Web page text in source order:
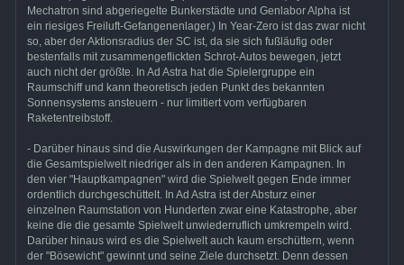
Mechatron sind abgeriegelte Bunkerstädte und Genlabor Alpha ist
ein riesiges Freiluft-Gefangenenlager.) In Year-Zero ist das zwar nicht
so, aber der Aktionsradius der SC ist, da sie sich fußläufig oder
bestenfalls mit zusammengeflickten Schrot-Autos bewegen, jetzt
auch nicht der größte. In Ad Astra hat die Spielergruppe ein
Raumschiff und kann theoretisch jeden Punkt des bekannten
Sonnensystems ansteuern - nur limitiert vom verfügbaren
Raketentreibstoff.
- Darüber hinaus sind die Auswirkungen der Kampagne mit Blick auf
die Gesamtspielwelt niedriger als in den anderen Kampagnen. In
den vier "Hauptkampagnen" wird die Spielwelt gegen Ende immer
ordentlich durchgeschüttelt. In Ad Astra ist der Absturz einer
einzelnen Raumstation von Hunderten zwar eine Katastrophe, aber
keine die die gesamte Spielwelt unwiederruflich umkrempeln wird.
Darüber hinaus wird es die Spielwelt auch kaum erschüttern, wenn
der "Bösewicht" gewinnt und seine Ziele durchsetzt. Denn dessen